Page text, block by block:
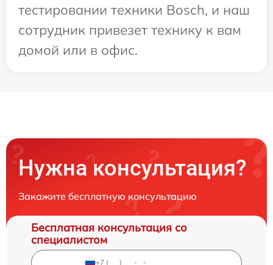
тестировании техники Bosch, и наш
сотрудник привезет технику к вам
домой или в офис.
Нужна консультация?
Закажите бесплатную консультацию
Бесплатная консультация со
специалистом